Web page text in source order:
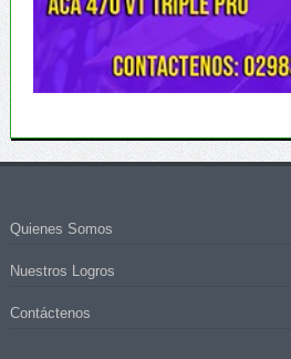
Quienes Somos
Nuestros Logros
Contáctenos